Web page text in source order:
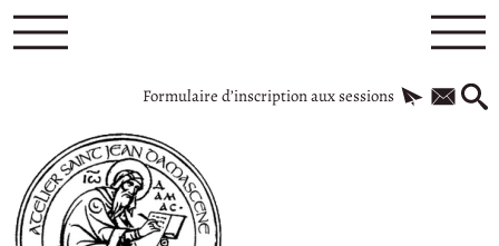
Formulaire d’inscription aux sessions